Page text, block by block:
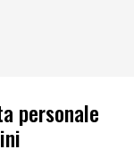
personale